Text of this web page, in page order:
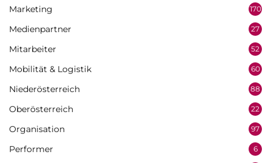
Marketing 170
Medienpartner 27
Mitarbeiter 52
Mobilität & Logistik 60
Niederösterreich 88
Oberösterreich 22
Organisation 97
Performer 6